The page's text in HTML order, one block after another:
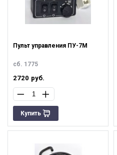
Пульт управления ПУ-7М
сб. 1775
2720 руб.
Купить